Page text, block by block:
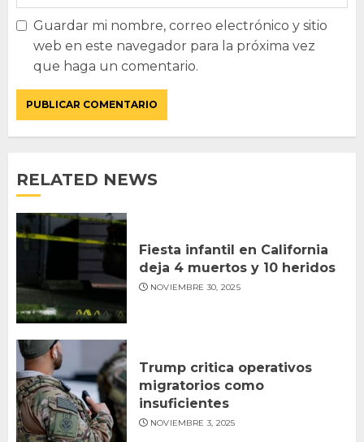
Guardar mi nombre, correo electrónico y sitio
web en este navegador para la próxima vez
que haga un comentario.
RELATED NEWS
Fiesta infantil en California
deja 4 muertos y 10 heridos
NOVIEMBRE 30, 2025
Trump critica operativos
migratorios como
insuficientes
NOVIEMBRE 3, 2025